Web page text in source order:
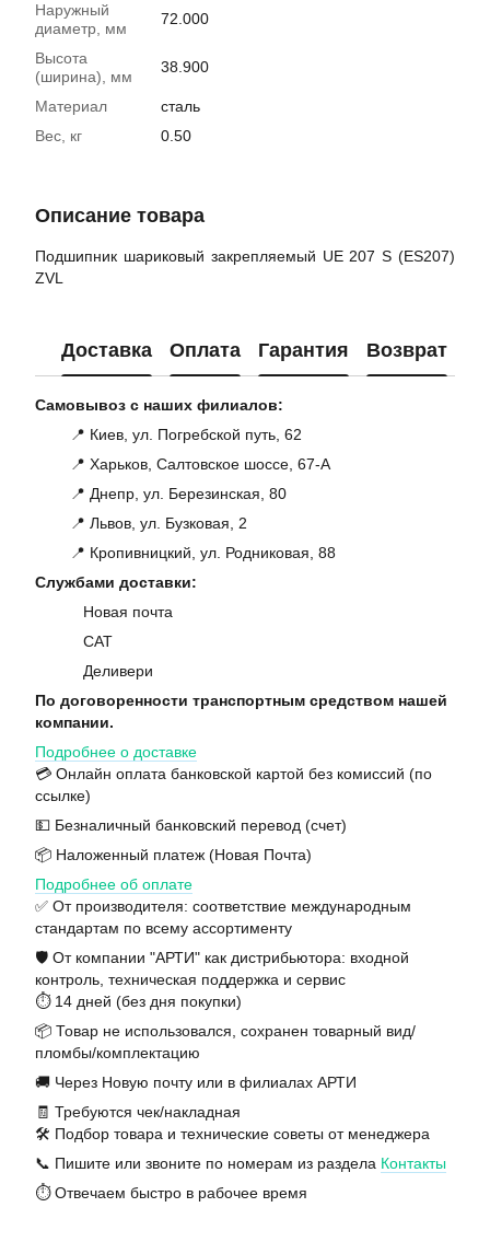
Наружный
диаметр, мм
72.000
Высота
(ширина), мм
38.900
Материал
сталь
Вес, кг
0.50
Описание товара
Подшипник шариковый закрепляемый UE 207 S (ES207)
ZVL
Доставка Оплата Гарантия Возврат
Самовывоз с наших филиалов:
📍 Киев, ул. Погребской путь, 62
📍 Харьков, Салтовское шоссе, 67-А
📍 Днепр, ул. Березинская, 80
📍 Львов, ул. Бузковая, 2
📍 Кропивницкий, ул. Родниковая, 88
Службами доставки:
Новая почта
САТ
Деливери
По договоренности транспортным средством нашей
компании.
Подробнее о доставке
💳 Онлайн оплата банковской картой без комиссий (по
ссылке)
💵 Безналичный банковский перевод (счет)
📦 Наложенный платеж (Новая Почта)
Подробнее об оплате
✅ От производителя: соответствие международным
стандартам по всему ассортименту
🛡️ От компании "АРТИ" как дистрибьютора: входной
контроль, техническая поддержка и сервис
⏱️ 14 дней (без дня покупки)
📦 Товар не использовался, сохранен товарный вид/
пломбы/комплектацию
🚚 Через Новую почту или в филиалах АРТИ
🧾 Требуются чек/накладная
🛠️ Подбор товара и технические советы от менеджера
📞 Пишите или звоните по номерам из раздела Контакты
⏱️ Отвечаем быстро в рабочее время